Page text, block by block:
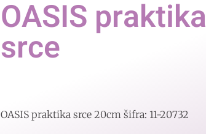
OASIS praktika
srce
OASIS praktika srce 20cm šifra: 11-20732